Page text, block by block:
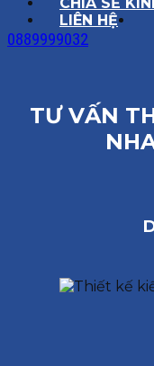
LIÊN HỆ
0889999032
TƯ VẤN